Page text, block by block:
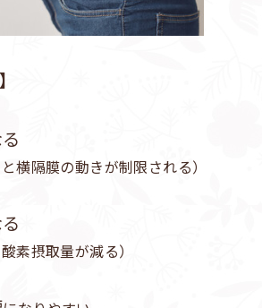
】
横隔膜の動きが制限される）
素摂取量が減る）